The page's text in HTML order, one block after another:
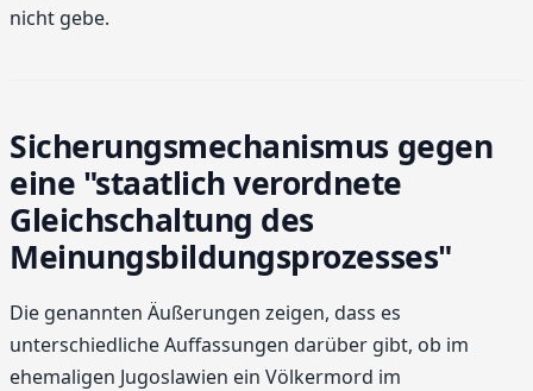
nicht gebe.
Sicherungsmechanismus gegen
eine "staatlich verordnete
Gleichschaltung des
Meinungsbildungsprozesses"
Die genannten Äußerungen zeigen, dass es
unterschiedliche Auffassungen darüber gibt, ob im
ehemaligen Jugoslawien ein Völkermord im